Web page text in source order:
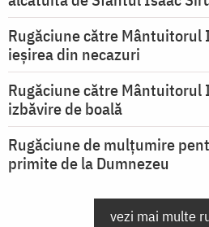
Rugăciune către
ieşirea din necazuri
Rugăciune către
izbăvire de boală
Rugăciune de mulțumire
primite de la Dumnezeu
vezi mai multe